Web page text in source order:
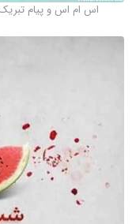
اس ام اس و پیام